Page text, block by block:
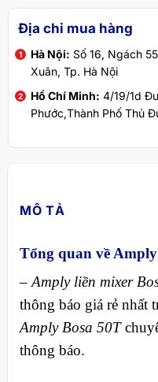
Địa chỉ mua hàng
Hà Nội: Số 16, Ngách
Xuân, Tp. Hà Nội
Hồ Chí Minh: 4/19/1d
Phước,Thành Phố Thủ
MÔ TẢ
Tổng quan về
–Amply liền mixer
thông báo giá rẻ nhất
Amply Bosa 50T
thông báo.